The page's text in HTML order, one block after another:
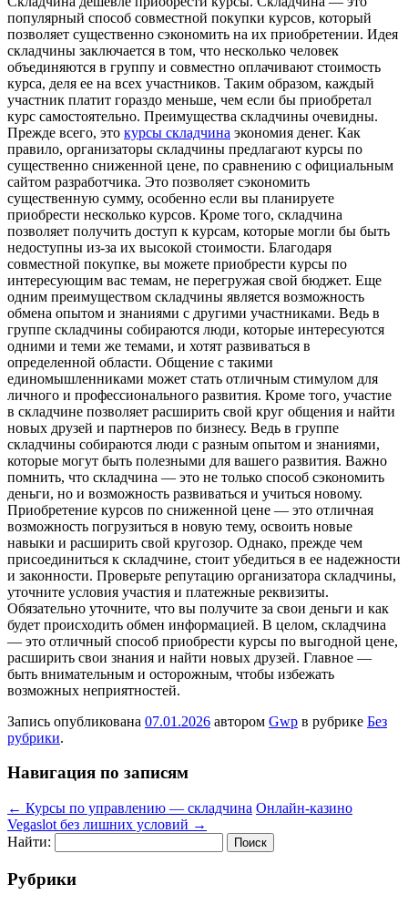
популярный способ совместной покупки курсов, который
позволяет существенно сэкономить на их приобретении. Идея
складчины заключается в том, что несколько человек
объединяются в группу и совместно оплачивают стоимость
курса, деля ее на всех участников. Таким образом, каждый
участник платит гораздо меньше, чем если бы приобретал
курс самостоятельно. Преимущества складчины очевидны.
Прежде всего, это курсы складчина экономия денег. Как
правило, организаторы складчины предлагают курсы по
существенно сниженной цене, по сравнению с официальным
сайтом разработчика. Это позволяет сэкономить
существенную сумму, особенно если вы планируете
приобрести несколько курсов. Кроме того, складчина
позволяет получить доступ к курсам, которые могли бы быть
недоступны из-за их высокой стоимости. Благодаря
совместной покупке, вы можете приобрести курсы по
интересующим вас темам, не перегружая свой бюджет. Еще
одним преимуществом складчины является возможность
обмена опытом и знаниями с другими участниками. Ведь в
группе складчины собираются люди, которые интересуются
одними и теми же темами, и хотят развиваться в
определенной области. Общение с такими
единомышленниками может стать отличным стимулом для
личного и профессионального развития. Кроме того, участие
в складчине позволяет расширить свой круг общения и найти
новых друзей и партнеров по бизнесу. Ведь в группе
складчины собираются люди с разным опытом и знаниями,
которые могут быть полезными для вашего развития. Важно
помнить, что складчина — это не только способ сэкономить
деньги, но и возможность развиваться и учиться новому.
Приобретение курсов по сниженной цене — это отличная
возможность погрузиться в новую тему, освоить новые
навыки и расширить свой кругозор. Однако, прежде чем
присоединиться к складчине, стоит убедиться в ее надежности
и законности. Проверьте репутацию организатора складчины,
уточните условия участия и платежные реквизиты.
Обязательно уточните, что вы получите за свои деньги и как
будет происходить обмен информацией. В целом, складчина
— это отличный способ приобрести курсы по выгодной цене,
расширить свои знания и найти новых друзей. Главное —
быть внимательным и осторожным, чтобы избежать
возможных неприятностей.
Запись опубликована 07.01.2026 автором Gwp в рубрике Без
рубрики.
Навигация по записям
← Курсы по управлению — складчина Онлайн-казино
Vegaslot без лишних условий →
Найти:
Рубрики